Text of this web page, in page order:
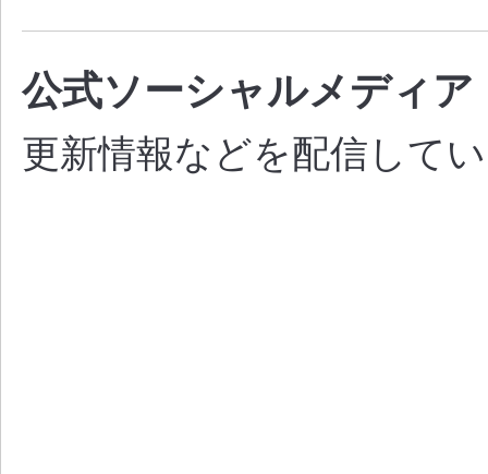
公式ソーシャルメディア
更新情報などを配信して